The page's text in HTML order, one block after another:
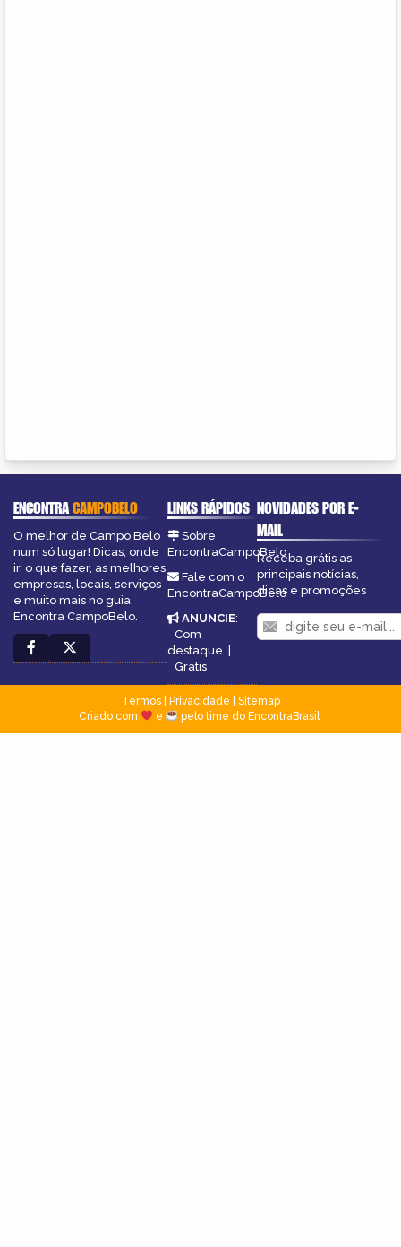
ENCONTRACAMPOBELO
O melhor de Campo Belo
num só lugar! Dicas, onde
ir, o que fazer, as melhores
empresas, locais, serviços
e muito mais no guia
Encontra CampoBelo.
LINKS RÁPIDOS
Sobre
EncontraCampoBelo
Fale com o
EncontraCampoBelo
ANUNCIE:
Com
destaque |
Grátis
NOVIDADES POR E-
MAIL
Receba grátis as
principais notícias,
dicas e promoções
Termos| Privacidade
Sitemap
Criado com
e pelo time do EncontraBrasil